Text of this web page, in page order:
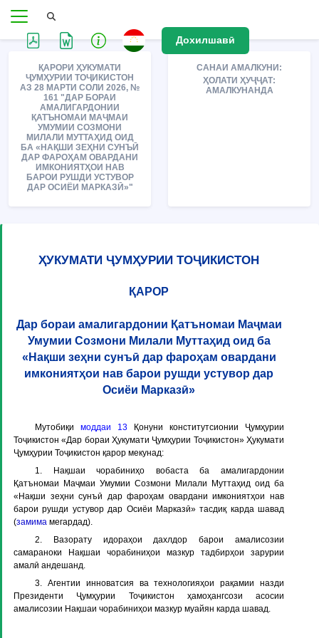
Дохилшавӣ
ҚАРОРИ ҲУКУМАТИ
ҶУМҲУРИИ ТОҶИКИСТОН
АЗ 28 МАРТИ СОЛИ 2026, №
161 "ДАР БОРАИ
АМАЛИГАРДОНИИ
ҚАТЪНОМАИ МАҶМАИ
УМУМИИ СОЗМОНИ
МИЛАЛИ МУТТАҲИД ОИД
БА «НАҚШИ ЗЕҲНИ СУНЪӢ
ДАР ФАРОҲАМ ОВАРДАНИ
ИМКОНИЯТҲОИ НАВ
БАРОИ РУШДИ УСТУВОР
ДАР ОСИЁИ МАРКАЗӢ»"
САНАИ АМАЛКУНИ:
ҲОЛАТИ ҲУҶҶАТ:
АМАЛКУНАНДА
ҲУКУМАТИ ҶУМҲУРИИ ТОҶИКИСТОН
ҚАРОР
Дар бораи амалигардонии Қатъномаи Маҷмаи
Умумии Созмони Милали Муттаҳид оид ба
«Нақши зеҳни сунъӣ дар фароҳам овардани
имкониятҳои нав барои рушди устувор дар
Осиёи Марказӣ»
Мутобиқи моддаи 13 Қонуни конститутсионии Ҷумҳурии
Тоҷикистон «Дар бораи Ҳукумати Ҷумҳурии Тоҷикистон» Ҳукумати
Ҷумҳурии Тоҷикистон қарор мекунад:
1. Нақшаи чорабиниҳо вобаста ба амалигардонии
Қатъномаи Маҷмаи Умумии Созмони Милали Муттаҳид оид ба
«Нақши зеҳни сунъӣ дар фароҳам овардани имкониятҳои нав
барои рушди устувор дар Осиёи Марказӣ» тасдиқ карда шавад
(замима мегардад).
2. Вазорату идораҳои дахлдор барои амалисозии
самараноки Нақшаи чорабиниҳои мазкур тадбирҳои зарурии
амалӣ андешанд.
3. Агентии инноватсия ва технологияҳои рақамии назди
Президенти Ҷумҳурии Тоҷикистон ҳамоҳангсози асосии
амалисозии Нақшаи чорабиниҳои мазкур муайян карда шавад.